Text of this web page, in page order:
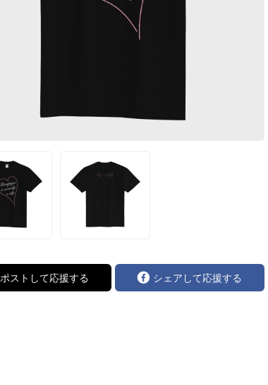
ポストして応援する シェアして応援する